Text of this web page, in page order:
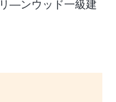
―ンウッド一級建